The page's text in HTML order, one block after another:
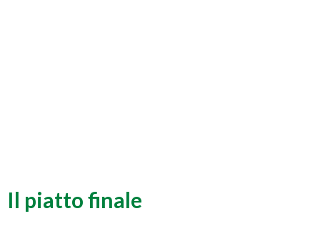
Il piatto finale